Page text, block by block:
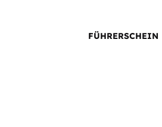
FÜHRERSCHEIN